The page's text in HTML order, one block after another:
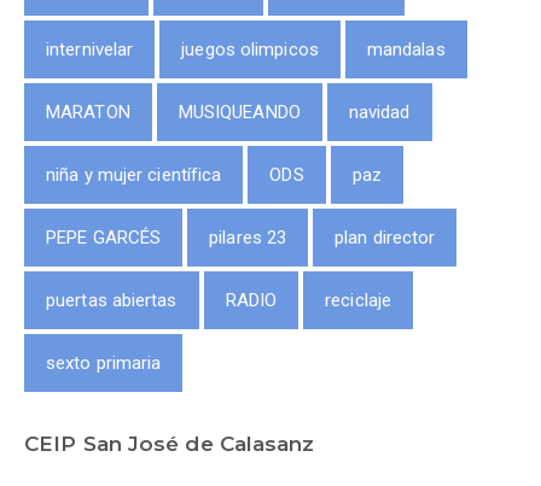
internivelar juegos olimpicos mandalas
MARATON MUSIQUEANDO navidad
niña y mujer científica ODS paz
PEPE GARCÉS pilares 23 plan director
puertas abiertas RADIO reciclaje
sexto primaria
CEIP San José de Calasanz